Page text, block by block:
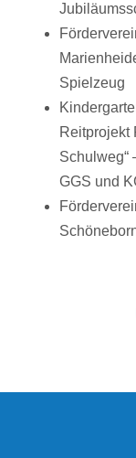
Spielzeug
Reitprojekt
Schulweg“
GGS und